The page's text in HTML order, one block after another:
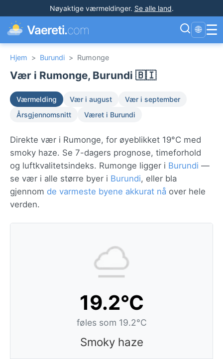
Nøyaktige værmeldinger. Se alle land.
Vaereti.com 🌐 ☰
Hjem > Burundi > Rumonge
Vær i Rumonge, Burundi 🇧🇮
Værmelding Vær i august
Vær i september
Årsgjennomsnitt
Været i Burundi
Direkte vær i Rumonge, for øyeblikket 19°C med
smoky haze. Se 7-dagers prognose, timeforhold
og luftkvalitetsindeks. Rumonge ligger i Burundi —
se vær i alle større byer i Burundi, eller bla
gjennom de varmeste byene akkurat nå over hele
verden.
19.2°C
føles som 19.2°C
Smoky haze